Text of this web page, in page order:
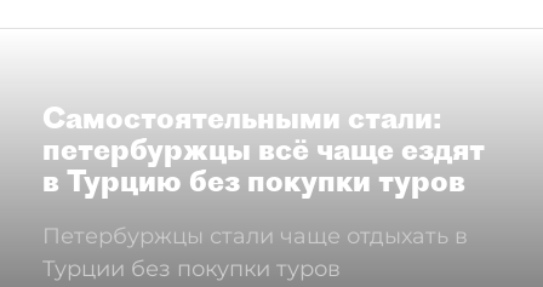
Самостоятельными стали:
петербуржцы всё чаще ездят
в Турцию без покупки туров
Петербуржцы стали чаще отдыхать в
Турции без покупки туров